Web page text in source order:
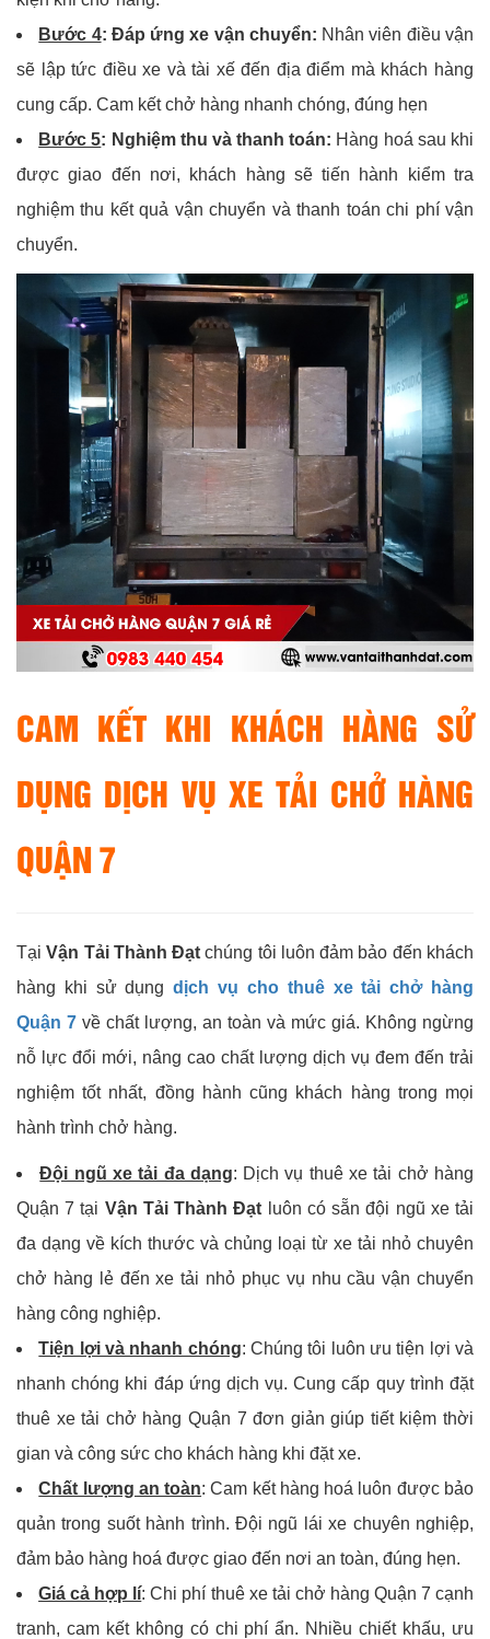
Bước 4: Đáp ứng xe vận chuyển: Nhân viên điều vận
sẽ lập tức điều xe và tài xế đến địa điểm mà khách hàng
cung cấp. Cam kết chở hàng nhanh chóng, đúng hẹn
Bước 5: Nghiệm thu và thanh toán: Hàng hoá sau khi
được giao đến nơi, khách hàng sẽ tiến hành kiểm tra
nghiệm thu kết quả vận chuyển và thanh toán chi phí vận
chuyển.
CAM KẾT KHI KHÁCH HÀNG SỬ
DỤNG DỊCH VỤ XE TẢI CHỞ HÀNG
QUẬN 7
TạiVận Tải Thành Đạt chúng tôi luôn đảm bảo đến khách
hàng khi sử dụngdịch vụ cho thuê xe tải chở hàng
Quận 7 về chất lượng, an toàn và mức giá. Không ngừng
nỗ lực đổi mới, nâng cao chất lượng dịch vụ đem đến trải
nghiệm tốt nhất, đồng hành cũng khách hàng trong mọi
hành trình chở hàng.
Đội ngũ xe tải đa dạng: Dịch vụ thuê xe tải chở hàng
Quận 7 tại Vận Tải Thành Đạt luôn có sẵn đội ngũ xe tải
đa dạng về kích thước và chủng loại từ xe tải nhỏ chuyên
chở hàng lẻ đến xe tải nhỏ phục vụ nhu cầu vận chuyển
hàng công nghiệp.
Tiện lợi và nhanh chóng: Chúng tôi luôn ưu tiện lợi và
nhanh chóng khi đáp ứng dịch vụ. Cung cấp quy trình đặt
thuê xe tải chở hàng Quận 7 đơn giản giúp tiết kiệm thời
gian và công sức cho khách hàng khi đặt xe.
Chất lượng an toàn: Cam kết hàng hoá luôn được bảo
quản trong suốt hành trình. Đội ngũ lái xe chuyên nghiệp,
đảm bảo hàng hoá được giao đến nơi an toàn, đúng hẹn.
Giá cả hợp lí: Chi phí thuê xe tải chở hàng Quận 7 cạnh
tranh, cam kết không có chi phí ẩn. Nhiều chiết khấu, ưu